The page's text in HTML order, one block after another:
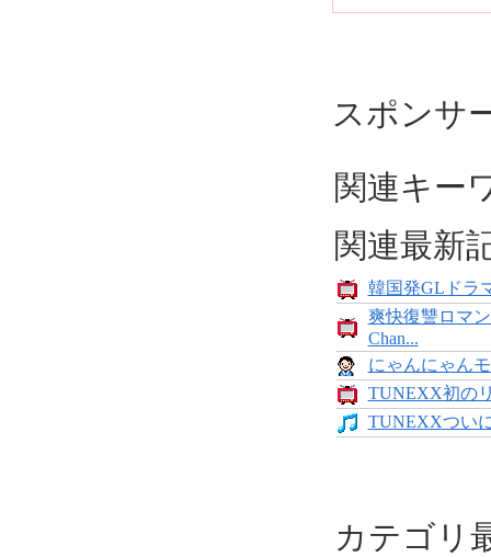
スポンサ
関連キー
関連最新
韓国発GLドラ
爽快復讐ロマ
Chan...
にゃんにゃん
TUNEXX初の
TUNEXXつい
カテゴリ